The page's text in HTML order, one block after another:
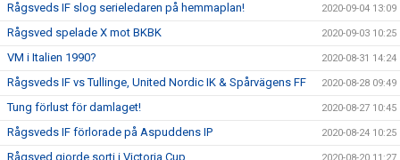
Rågsveds IF slog serieledaren på hemmaplan! 2020-09-04 13:09
Rågsved spelade X mot BKBK 2020-09-03 10:25
VM i Italien 1990? 2020-08-31 14:24
Rågsveds IF vs Tullinge, United Nordic IK & Spårvägens FF 2020-08-28 09:49
Tung förlust för damlaget! 2020-08-27 10:45
Rågsveds IF förlorade på Aspuddens IP 2020-08-24 10:25
Rågsved gjorde sorti i Victoria Cup